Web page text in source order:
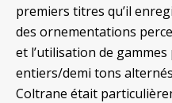
premiers titres qu’il
des ornementations
et l’utilisation de
entiers/demi tons
Coltrane était